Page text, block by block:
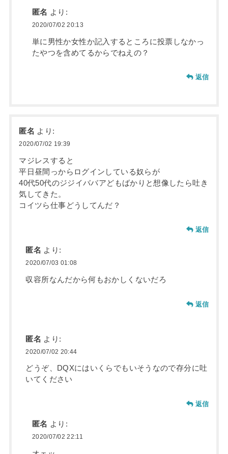
匿名 より:
2020/07/02 20:13
単に男性か女性か記入するところに投票しなかっ
たやつを含めてるからでねえの？
返信
匿名 より:
2020/07/02 19:39
マジレスすると
平日昼間っからログインしている奴らが
40代50代のジジイババアどもばかりと想像したら吐き
気してきた。
コイツら仕事どうしてんだ？
返信
匿名 より:
2020/07/03 01:08
収容所なんだから何もおかしくないだろ
返信
匿名 より:
2020/07/02 20:44
どうぞ、DQXにはいくらでもいそうなので存分に吐
いてください
返信
匿名 より:
2020/07/02 22:11